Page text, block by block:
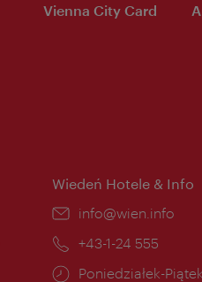
Vienna City Card
Wiedeń Hotele & Info
E-
info@wien.info
Telefon:
+43-1-24 555
Godziny
Poniedziałek-